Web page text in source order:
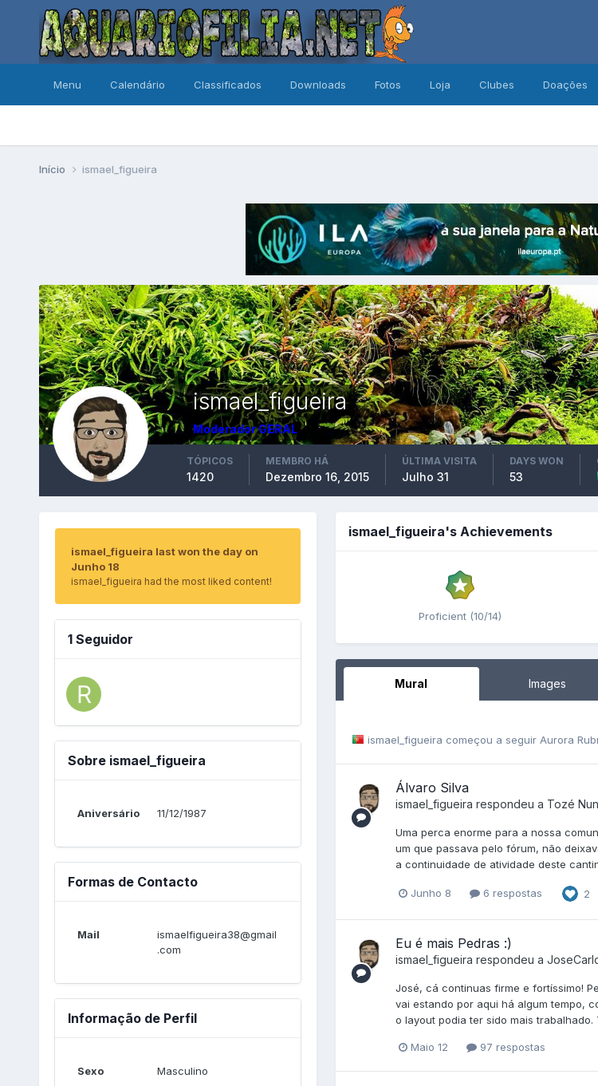
Menu Calendário Classificados Downloads Fotos Loja Clubes Doações
Início ismael_figueira
ismael_figueira
Moderador GERAL
TÓPICOS
1420
MEMBRO HÁ
Dezembro 16, 2015
ÚLTIMA VISITA
Julho 31
DAYS WON
53
ismael_figueira last won the day on
Junho 18
ismael_figueira had the most liked content!
1 Seguidor
Sobre ismael_figueira
Aniversário 11/12/1987
Formas de Contacto
Mail
ismaelfigueira38@gmail
.com
Informação de Perfil
Sexo Masculino
ismael_figueira's Achievements
Proficient (10/14)
Mural Images
ismael_figueira começou a seguir Aurora
Álvaro Silva
ismael_figueira respondeu a Tozé
Uma perca enorme para a nossa
um que passava pelo fórum, não
a continuidade de atividade deste
Junho 8 6 respostas 2
Eu é mais Pedras :)
ismael_figueira respondeu a
José, cá continuas firme e fortíssimo!
vai estando por aqui há algum tempo,
o layout podia ter sido mais
Maio 12 97 respostas